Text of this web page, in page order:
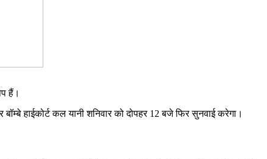
हैं।
हाईकोर्ट कल यानी शनिवार को दोपहर 12 बजे फिर सुनवाई करेगा।